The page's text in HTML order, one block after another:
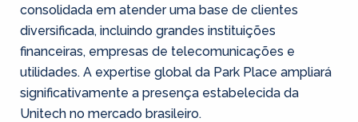
consolidada em atender uma base de clientes
diversificada, incluindo grandes instituições
financeiras, empresas de telecomunicações e
utilidades. A expertise global da Park Place ampliará
significativamente a presença estabelecida da
Unitech no mercado brasileiro.